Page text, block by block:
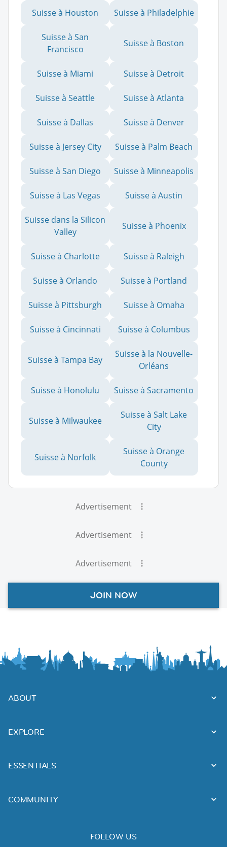
Suisse à Houston Suisse à Philadelphie
Suisse à San
Francisco
Suisse à Boston
Suisse à Miami Suisse à Detroit
Suisse à Seattle Suisse à Atlanta
Suisse à Dallas Suisse à Denver
Suisse à Jersey City Suisse à Palm Beach
Suisse à San Diego Suisse à Minneapolis
Suisse à Las Vegas Suisse à Austin
Suisse dans la Silicon
Valley
Suisse à Phoenix
Suisse à Charlotte Suisse à Raleigh
Suisse à Orlando Suisse à Portland
Suisse à Pittsburgh Suisse à Omaha
Suisse à Cincinnati Suisse à Columbus
Suisse à Tampa Bay
Suisse à la Nouvelle-
Orléans
Suisse à Honolulu Suisse à Sacramento
Suisse à Milwaukee
Suisse à Salt Lake
City
Suisse à Norfolk
Suisse à Orange
County
Advertisement
Advertisement
Advertisement
JOIN NOW
ABOUT
EXPLORE
ESSENTIALS
COMMUNITY
FOLLOW US